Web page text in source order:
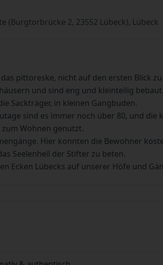
(Burgtorbrücke 2, 23552 Lübeck), Lübeck
pittoreske, nicht auf den ersten Blick
und sind eng und kleinteilig
Sackträger, in kleinen Gangbuden.
sind es immer noch über 80, und die
Wohnen genutzt.
Hier konnten die Bewohner
Seelenheil der Stifter zu beten.
Ecken Lübecks auf unserer Höfe und